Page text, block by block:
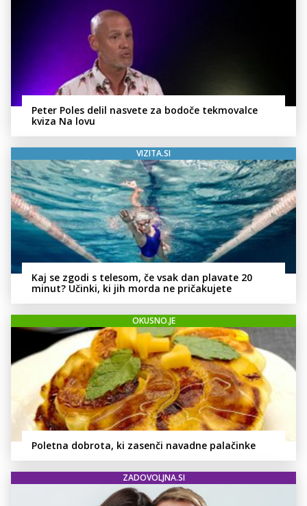
Peter Poles delil nasvete za bodoče tekmovalce
kviza Na lovu
VIZITA.SI
Kaj se zgodi s telesom, če vsak dan plavate 20
minut? Učinki, ki jih morda ne pričakujete
OKUSNO.JE
Poletna dobrota, ki zasenči navadne palačinke
ZADOVOLJNA.SI